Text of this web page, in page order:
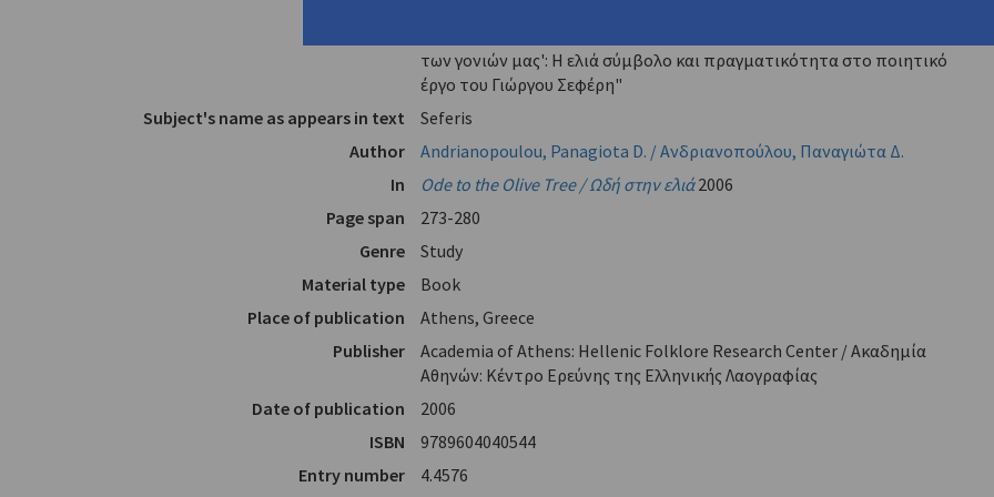
των γονιών μας': Η ελιά σύμβολο και πραγματικότητα στο ποιητικό
έργο του Γιώργου Σεφέρη"
Subject's name as appears in text
Seferis
Author
Andrianopoulou, Panagiota D. / Ανδριανοπούλου, Παναγιώτα Δ.
In
Ode to the Olive Tree / Ωδή στην ελιά2006
Page span
273-280
Genre
Study
Material type
Book
Place of publication
Athens, Greece
Publisher
Academia of Athens: Hellenic Folklore Research Center / Ακαδημία
Αθηνών: Κέντρο Ερεύνης της Ελληνικής Λαογραφίας
Date of publication
2006
ISBN
9789604040544
Entry number
4.4576